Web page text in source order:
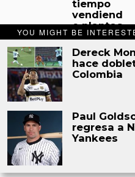
YOU MIGHT BE
Dereck
hace
Colombia
Paul
regresa a
Yankees
tiempo
vendiend
o plantas
y
sacando
miel de
abejas
en Tocoa
improvisado
en el
mercado